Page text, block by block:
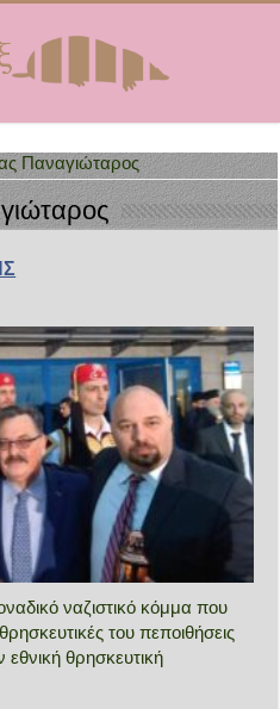
Παναγιώταρος
ναζιστικό κόμμα που
του πεποιθήσεις
θρησκευτική